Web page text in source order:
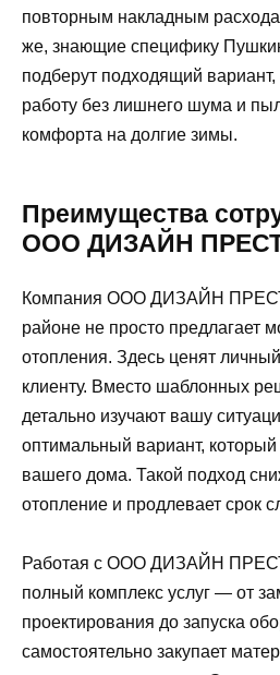
повторным накладным
же, знающие специфику
подберут подходящий
работу без лишнего шума и
комфорта на долгие зимы.
Преимущества
ООО ДИЗАЙН
Компания ООО ДИЗАЙН
районе не просто предлагает
отопления. Здесь ценят
клиенту. Вместо шаблонных
детально изучают вашу
оптимальный вариант,
вашего дома. Такой подход
отопление и продлевает срок
Работая с ООО ДИЗАЙН
полный комплекс услуг — от
проектирования до запуска
самостоятельно закупает